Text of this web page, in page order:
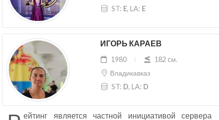
ST: E, LA: E
ИГОРЬ КАРАЕВ
1980
182 cм.
Владикавказ
ST: D, LA: D
ейтинг является частной инициативой сервера